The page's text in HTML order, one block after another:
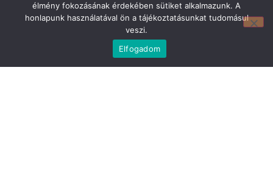
élmény fokozásának érdekében sütiket alkalmazunk. A
honlapunk használatával ön a tájékoztatásunkat tudomásul
veszi.
Elfogadom